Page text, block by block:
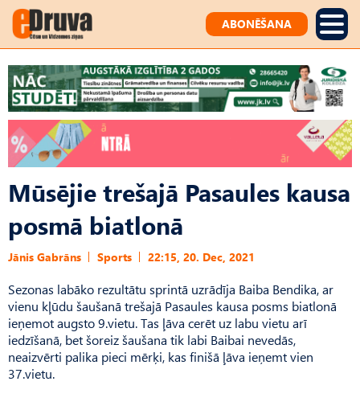
ABONĒŠANA
Mūsējie trešajā Pasaules kausa
posmā biatlonā
Jānis Gabrāns Sports 22:15, 20. Dec, 2021
Sezonas labāko rezultātu sprintā uzrādīja Baiba Bendika, ar
vienu kļūdu šaušanā trešajā Pasaules kausa posms biatlonā
ieņemot augsto 9.vietu. Tas ļāva cerēt uz labu vietu arī
iedzīšanā, bet šoreiz šaušana tik labi Baibai nevedās,
neaizvērti palika pieci mērķi, kas finišā ļāva ieņemt vien
37.vietu.